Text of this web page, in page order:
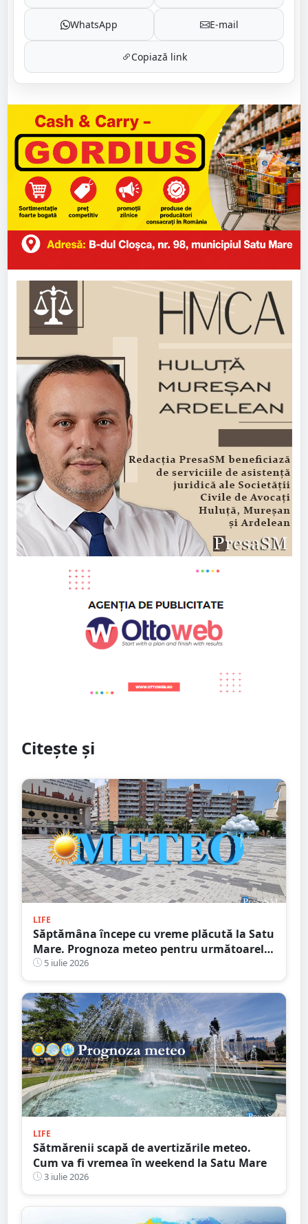
WhatsApp E-mail
Copiază link
Citește și
LIFE
Săptămâna începe cu vreme plăcută la Satu
Mare. Prognoza meteo pentru următoarele
zile5 iulie 2026
LIFE
Sătmărenii scapă de avertizările meteo.
Cum va fi vremea în weekend la Satu Mare
3 iulie 2026